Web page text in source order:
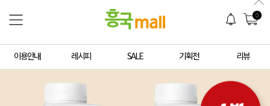
0
이용안내 레시피 SALE 기획전 리뷰